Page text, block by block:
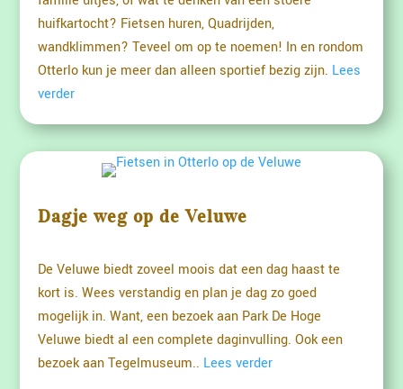
huifkartocht? Fietsen huren, Quadrijden,
wandklimmen? Teveel om op te noemen! In en rondom
Otterlo kun je meer dan alleen sportief bezig zijn. Lees
verder
Dagje weg op de Veluwe
De Veluwe biedt zoveel moois dat een dag haast te
kort is. Wees verstandig en plan je dag zo goed
mogelijk in. Want, een bezoek aan Park De Hoge
Veluwe biedt al een complete daginvulling. Ook een
bezoek aan Tegelmuseum.. Lees verder